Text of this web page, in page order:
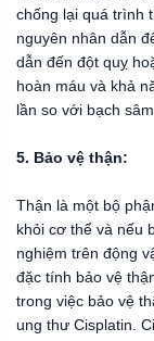
chống lại quá trình
nguyên nhân dẫn
dẫn đến đột quỵ
hoàn máu và khả
lần so với bạch sâm.
5. Bảo vệ thận:
Thận là một bộ
khỏi cơ thể và nếu
nghiệm trên động
đặc tính bảo vệ
trong việc bảo vệ
ung thư Cisplatin.